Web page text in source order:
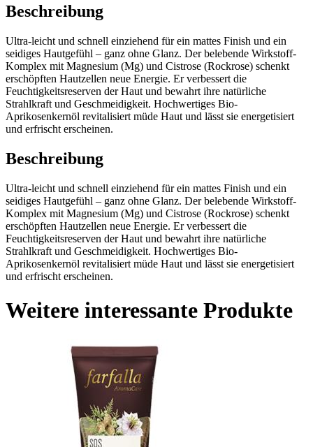
Beschreibung
Ultra-leicht und schnell einziehend für ein mattes Finish und ein
seidiges Hautgefühl – ganz ohne Glanz. Der belebende Wirkstoff-
Komplex mit Magnesium (Mg) und Cistrose (Rockrose) schenkt
erschöpften Hautzellen neue Energie. Er verbessert die
Feuchtigkeitsreserven der Haut und bewahrt ihre natürliche
Strahlkraft und Geschmeidigkeit. Hochwertiges Bio-
Aprikosenkernöl revitalisiert müde Haut und lässt sie energetisiert
und erfrischt erscheinen.
Beschreibung
Ultra-leicht und schnell einziehend für ein mattes Finish und ein
seidiges Hautgefühl – ganz ohne Glanz. Der belebende Wirkstoff-
Komplex mit Magnesium (Mg) und Cistrose (Rockrose) schenkt
erschöpften Hautzellen neue Energie. Er verbessert die
Feuchtigkeitsreserven der Haut und bewahrt ihre natürliche
Strahlkraft und Geschmeidigkeit. Hochwertiges Bio-
Aprikosenkernöl revitalisiert müde Haut und lässt sie energetisiert
und erfrischt erscheinen.
Weitere interessante Produkte